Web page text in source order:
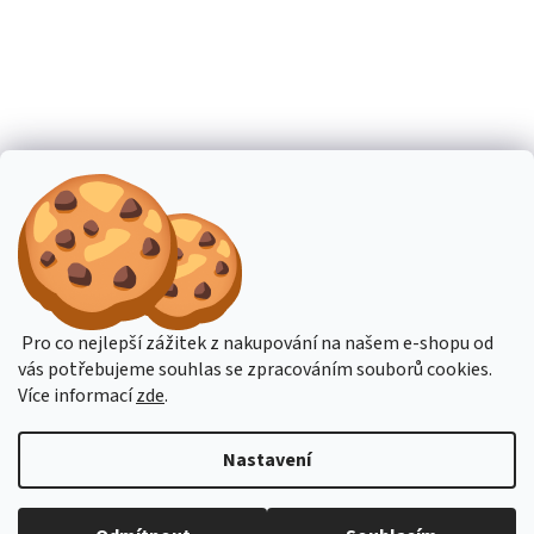
Pro co nejlepší zážitek z nakupování na našem e-shopu od
vás potřebujeme souhlas se zpracováním souborů cookies.
Více informacízde.
Nastavení